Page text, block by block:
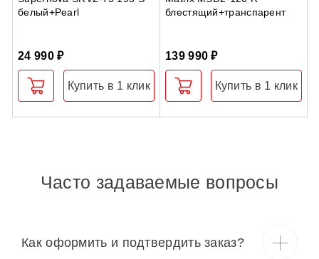
белый+Pearl
24 990 ₽
Купить в 1 клик
блестящий+транспарент
139 990 ₽
Купить в 1 клик
Часто задаваемые вопросы
Как оформить и подтвердить заказ?